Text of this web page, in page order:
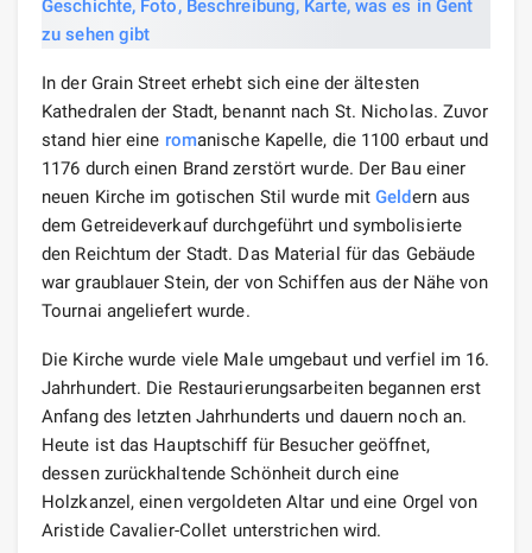
In der Grain Street erhebt sich eine der ältesten
Kathedralen der Stadt, benannt nach St. Nicholas. Zuvor
stand hier eine romanische Kapelle, die 1100 erbaut und
1176 durch einen Brand zerstört wurde. Der Bau einer
neuen Kirche im gotischen Stil wurde mitGeldern aus
dem Getreideverkauf durchgeführt und symbolisierte
den Reichtum der Stadt. Das Material für das Gebäude
war graublauer Stein, der von Schiffen aus der Nähe von
Tournai angeliefert wurde.
Die Kirche wurde viele Male umgebaut und verfiel im 16.
Jahrhundert. Die Restaurierungsarbeiten begannen erst
Anfang des letzten Jahrhunderts und dauern noch an.
Heute ist das Hauptschiff für Besucher geöffnet,
dessen zurückhaltende Schönheit durch eine
Holzkanzel, einen vergoldeten Altar und eine Orgel von
Aristide Cavalier-Collet unterstrichen wird.